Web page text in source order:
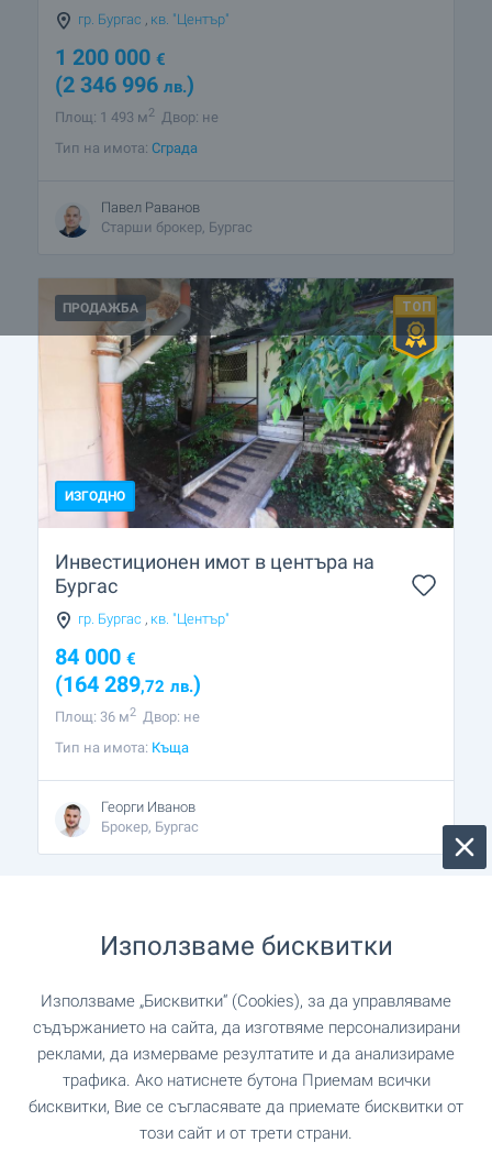
гр. Бургас кв. "Център"
1 200 000 €
(2 346 996 лв.)
Площ: 1 493 м2 Двор: не
Тип на имота: Сграда
Павел Раванов
Старши брокер, Бургас
ПРОДАЖБА
ИЗГОДНО
Инвестиционен имот в центъра на
Бургас
гр. Бургас , кв. "Център"
84 000 €
(164 289,72 лв.)
Площ: 36 м2 Двор: не
Тип на имота: Къща
Георги Иванов
Брокер, Бургас
Използваме бисквитки
Използваме „Бисквитки“ (Cookies), за да управляваме
съдържанието на сайта, да изготвяме персонализирани
реклами, да измерваме резултатите и да анализираме
трафика. Ако натиснете бутона Приемам всички
бисквитки, Вие се съгласявате да приемате бисквитки от
този сайт и от трети страни.